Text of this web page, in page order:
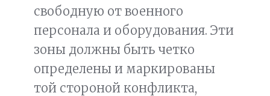
свободную от военного
персонала и оборудования. Эти
зоны должны быть четко
определены и маркированы
той стороной конфликта,